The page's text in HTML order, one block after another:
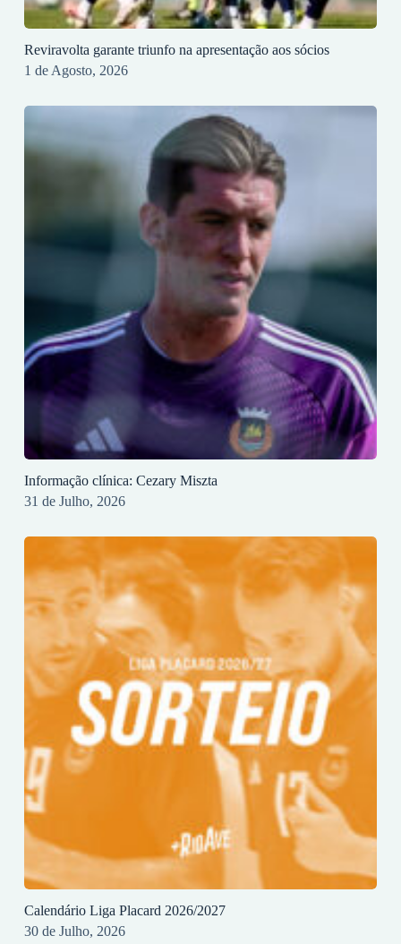
Reviravolta garante triunfo na apresentação aos sócios
1 de Agosto, 2026
Informação clínica: Cezary Miszta
31 de Julho, 2026
Calendário Liga Placard 2026/2027
30 de Julho, 2026